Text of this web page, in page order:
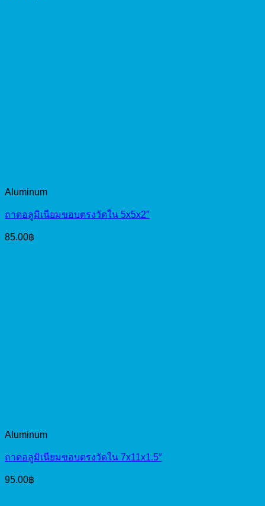
Aluminum
ถาดอลูมิเนียมขอบตรงวัดใน 5x5x2″
85.00฿
Aluminum
ถาดอลูมิเนียมขอบตรงวัดใน 7x11x1.5″
95.00฿